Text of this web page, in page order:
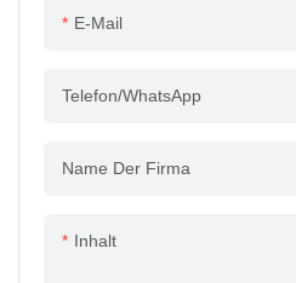
E-Mail
Telefon/WhatsApp
Name Der Firma
Inhalt